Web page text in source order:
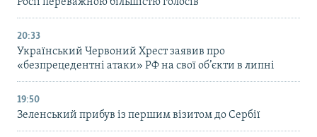
20:33
Український Червоний Хрест заявив про
«безпрецедентні атаки» РФ на свої об’єкти в липні
19:50
Зеленський прибув із першим візитом до Сербії